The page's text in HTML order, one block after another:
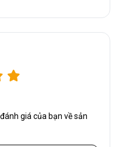
giá của bạn về sản